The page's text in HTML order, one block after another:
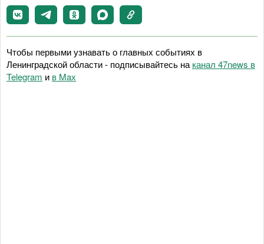
Чтобы первыми узнавать о главных событиях в
Ленинградской области - подписывайтесь на канал 47news в
Telegram и в Maх